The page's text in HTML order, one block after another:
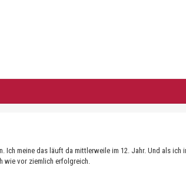
meine das läuft da mittlerweile im 12. Jahr. Und als ich
wie vor ziemlich erfolgreich.